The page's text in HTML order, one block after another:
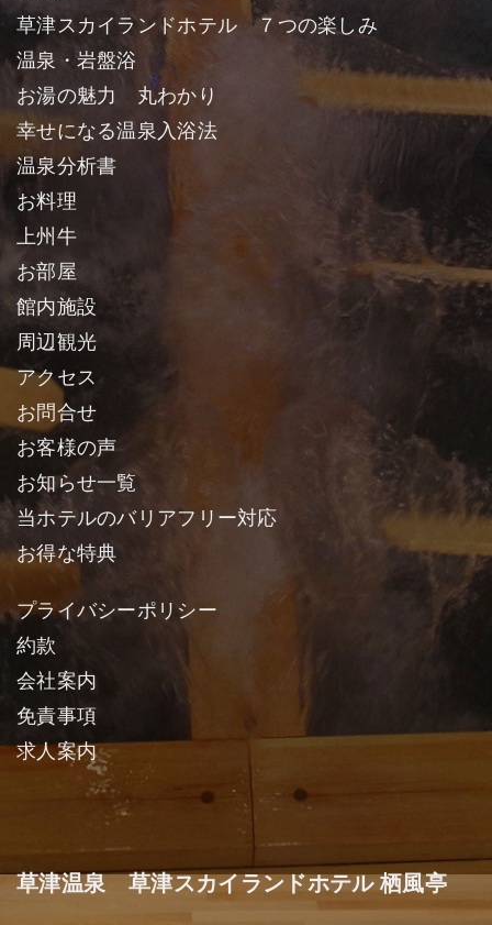
草津スカイランドホテル ７つの楽しみ
温泉・岩盤浴
お湯の魅力 丸わかり
幸せになる温泉入浴法
温泉分析書
お料理
上州牛
お部屋
館内施設
周辺観光
アクセス
お問合せ
お客様の声
お知らせ一覧
当ホテルのバリアフリー対応
お得な特典
プライバシーポリシー
約款
会社案内
免責事項
求人案内
草津温泉 草津スカイランドホテル 栖風亭